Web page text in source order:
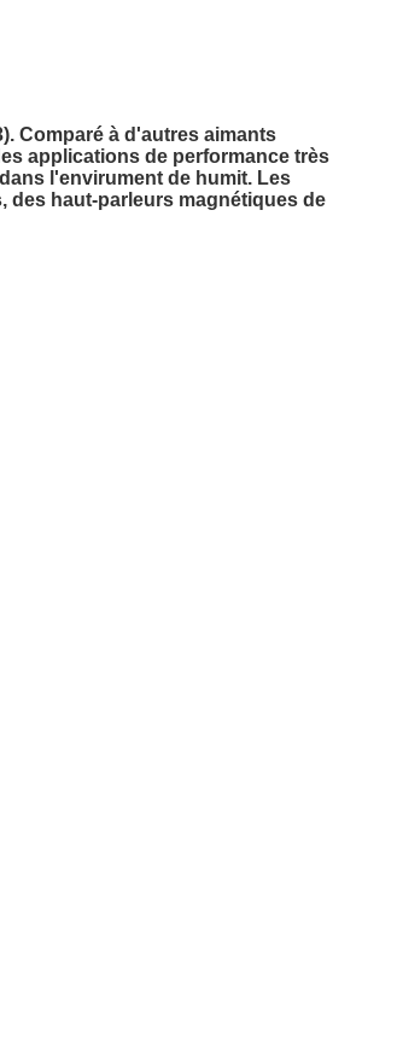
Comparé à d'autres aimants
applications de performance très
l'envirument de humit. Les
des haut-parleurs magnétiques de